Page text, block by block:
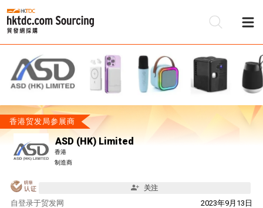
香港贸发局参展商
ASD (HK) Limited
香港
制造商
关注
自 2023年9月13日
登录于贸发网